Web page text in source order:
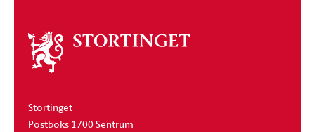
Om
stortinget
Stortinget
Postboks 1700 Sentrum